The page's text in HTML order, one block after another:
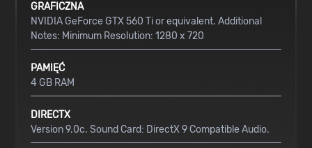
GRAFICZNA
NVIDIA GeForce GTX 560 Ti or equivalent. Additional
Notes: Minimum Resolution: 1280 x 720
PAMIĘĆ
4 GB RAM
DIRECTX
Version 9.0c. Sound Card: DirectX 9 Compatible Audio.